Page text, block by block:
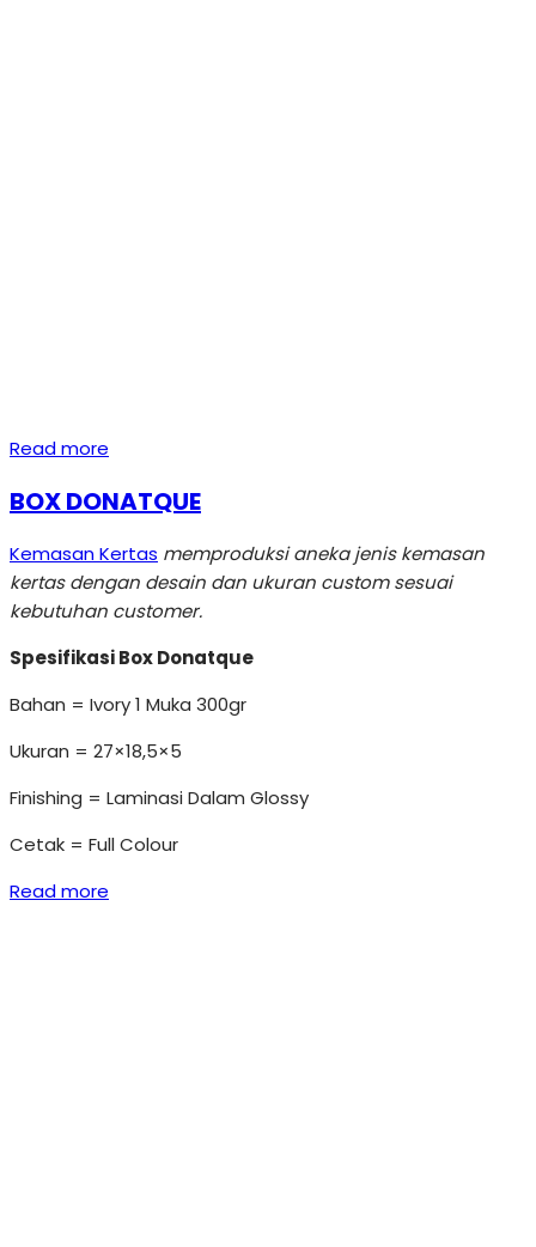
Read more
BOX DONATQUE
Kemasan Kertas memproduksi aneka jenis kemasan
kertas dengan desain dan ukuran custom sesuai
kebutuhan customer.
Spesifikasi Box Donatque
Bahan = Ivory 1 Muka 300gr
Ukuran = 27×18,5×5
Finishing = Laminasi Dalam Glossy
Cetak = Full Colour
Read more